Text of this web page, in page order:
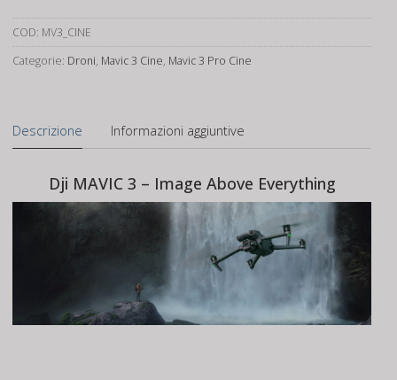
CINE
Premium
Combo
COD: MV3_CINE
Categorie: Droni, Mavic 3 Cine, Mavic 3 Pro Cine
Descrizione Informazioni aggiuntive
Dji MAVIC 3 – Image Above Everything